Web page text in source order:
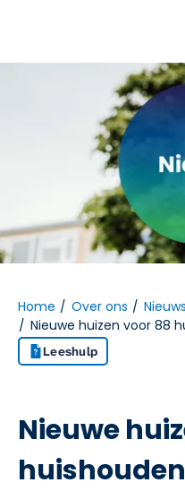
Naar hoofdinhoud
Naar hoofdnavigatiemenu
Home Over ons
Nieuws
Nieuwe huizen voor 88
Leeshulp
Nieuwe